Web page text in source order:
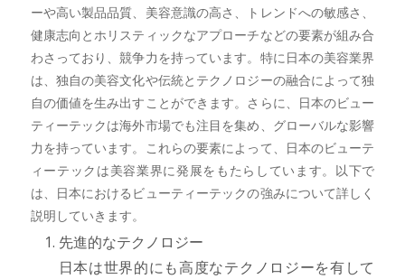
ーや高い製品品質、美容意識の高さ、トレンドへの敏感さ、
健康志向とホリスティックなアプローチなどの要素が組み合
わさっており、競争力を持っています。特に日本の美容業界
は、独自の美容文化や伝統とテクノロジーの融合によって独
自の価値を生み出すことができます。さらに、日本のビュー
ティーテックは海外市場でも注目を集め、グローバルな影響
力を持っています。これらの要素によって、日本のビューテ
ィーテックは美容業界に発展をもたらしています。以下で
は、日本におけるビューティーテックの強みについて詳しく
説明していきます。
先進的なテクノロジー
日本は世界的にも高度なテクノロジーを有して